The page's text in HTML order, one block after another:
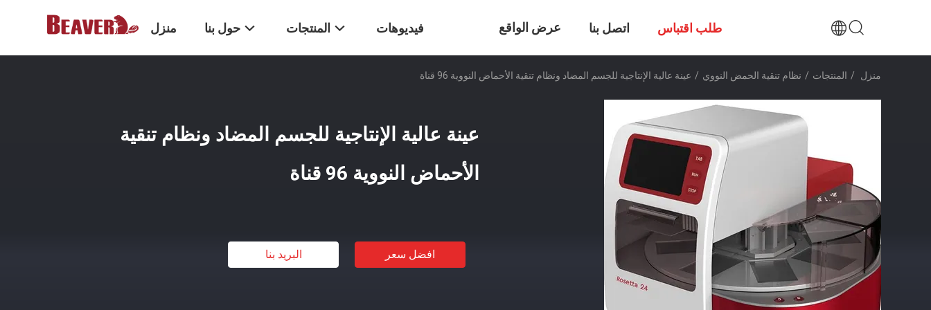
منزل حول بنا المنتجات فيديوهات عرض الواقع
الافتراضي
اتصل بنا طلب اقتباس
منزل / المنتجات / نظام تنقية الحمض النووي / عينة عالية الإنتاجية للجسم المضاد ونظام تنقية الأحماض النووية 96 قناة
عينة عالية الإنتاجية للجسم المضاد ونظام تنقية
الأحماض النووية 96 قناة
افضل سعر البريد بنا